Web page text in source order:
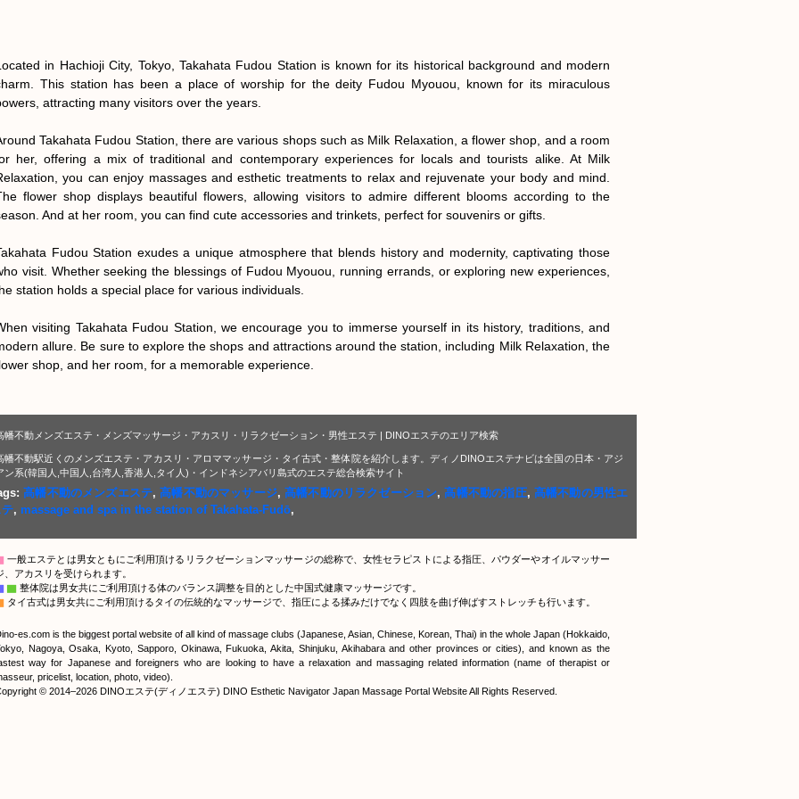
in Hachioji City, Tokyo, Takahata Fudou Station is known for its historical background and modern
This station has been a place of worship for the deity Fudou Myouou, known for its miraculous
attracting many visitors over the years.
Takahata Fudou Station, there are various shops such as Milk Relaxation, a flower shop, and a room
her, offering a mix of traditional and contemporary experiences for locals and tourists alike. At Milk
you can enjoy massages and esthetic treatments to relax and rejuvenate your body and mind.
flower shop displays beautiful flowers, allowing visitors to admire different blooms according to the
And at her room, you can find cute accessories and trinkets, perfect for souvenirs or gifts.
Fudou Station exudes a unique atmosphere that blends history and modernity, captivating those
visit. Whether seeking the blessings of Fudou Myouou, running errands, or exploring new experiences,
station holds a special place for various individuals.
visiting Takahata Fudou Station, we encourage you to immerse yourself in its history, traditions, and
allure. Be sure to explore the shops and attractions around the station, including Milk Relaxation, the
shop, and her room, for a memorable experience.
幡不動メンズエステ・メンズマッサージ・アカスリ・リラクゼーション・男性エステ | DINOエステのエリア検索
幡不動駅近くのメンズエステ・アカスリ・アロママッサージ・タイ古式・整体院を紹介します。ディノDINOエステナビは全国の日本・アジ
ン系(韓国人,中国人,台湾人,香港人,タイ人)・インドネシアバリ島式のエステ総合検索サイト
高幡不動のメンズエステ,高幡不動のマッサージ,高幡不動のリラクゼーション,高幡不動の指圧, 高幡不動の男性エ
, massage and spa in the station of Takahata-Fudō,
一般エステとは男女ともにご利用頂けるリラクゼーションマッサージの総称で、女性セラピストによる指圧、パウダーやオイルマッサー
、アカスリを受けられます。
▇ 整体院は男女共にご利用頂ける体のバランス調整を目的とした中国式健康マッサージです。
タイ古式は男女共にご利用頂けるタイの伝統的なマッサージで、指圧による揉みだけでなく四肢を曲げ伸ばすストレッチも行います。
es.com is the biggest portal website of all kind of massage clubs (Japanese, Asian, Chinese, Korean, Thai) in the whole Japan (Hokkaido,
Nagoya, Osaka, Kyoto, Sapporo, Okinawa, Fukuoka, Akita, Shinjuku, Akihabara and other provinces or cities), and known as the
way for Japanese and foreigners who are looking to have a relaxation and massaging related information (name of therapist or
pricelist, location, photo, video).
© 2014–2026 DINOエステ(ディノエステ) DINO Esthetic Navigator Japan Massage Portal Website All Rights Reserved.